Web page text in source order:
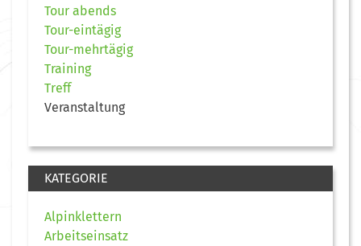
Tour abends
Tour-eintägig
Tour-mehrtägig
Training
Treff
Veranstaltung
KATEGORIE
Alpinklettern
Arbeitseinsatz